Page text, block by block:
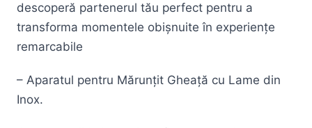
descoperă partenerul tău perfect pentru a
transforma momentele obișnuite în experiențe
remarcabile
– Aparatul pentru Mărunțit Gheață cu Lame din
Inox.